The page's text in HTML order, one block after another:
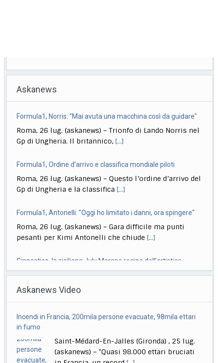
Askanews
Formula1, Norris: "Mai avuta una macchina così da guidare"
Roma, 26 lug. (askanews) – Trionfo di Lando Norris nel
Gp di Ungheria. Il britannico,[...]
Formula1, Ordine d’arrivo e classifica mondiale piloti
Roma, 26 lug. (askanews) – Questo l’ordine d’arrivo del
Gp di Ungheria e la classifica[...]
Formula1, Antonelli: "Oggi ho limitato i danni, ora spingere"
Roma, 26 lug. (askanews) – Gara difficile ma punti
pesanti per Kimi Antonelli che chiude[...]
Ginnastica, la siciliana July Marano regina dell’artistica
Roma, 26 lug. (askanews) – La nuova regina
dell’artistica italiana, diciotto anni il prossimo
Quirinale, La Russa: Meloni al Colle? Non questa, forse la
prossima volta
Roma, 26 lug. (askanews) – "Secondo me lo diventerà
presidente della Repubblica, magari la prossima[...]
Askanews Video
Incendi in Francia, 200mila persone evacuate, 98mila ettari
in fumo
Saint-Médard-En-Jalles (Gironda) , 25 lug.
(askanews) – "Quasi 98.000 ettari bruciati
in Francia, un record[...]